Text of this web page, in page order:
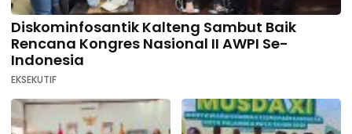
Diskominfosantik Kalteng Sambut Baik
Rencana Kongres Nasional II AWPI Se-
Indonesia
EKSEKUTIF